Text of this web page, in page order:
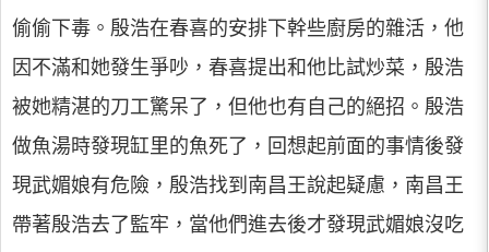
偷偷下毒。殷浩在春喜的安排下幹些廚房的雜活，他
因不滿和她發生爭吵，春喜提出和他比試炒菜，殷浩
被她精湛的刀工驚呆了，但他也有自己的絕招。殷浩
做魚湯時發現缸里的魚死了，回想起前面的事情後發
現武媚娘有危險，殷浩找到南昌王說起疑慮，南昌王
帶著殷浩去了監牢，當他們進去後才發現武媚娘沒吃